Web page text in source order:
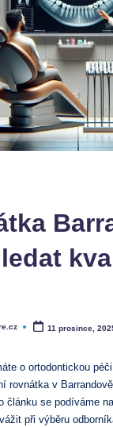
11 prosince,
o ortodontickou
rovnátka v
článku se podíváme
při výběru